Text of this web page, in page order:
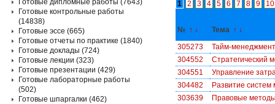
1 2 3 4 5 6 7 8 9 10
№ ↑ ↓ Тема ↑ ↓
305273
Тайм-менеджмент
304552
Стратегический
304551
Управление
304482
Развитие
303639
Правовые
Готовые дипломные работы (7643)
Готовые контрольные работы
(14838)
Готовые эссе (665)
Готовые отчеты по практике (1840)
Готовые доклады (724)
Готовые лекции (323)
Готовые презентации (429)
Готовые лабораторные работы
(502)
Готовые шпаргалки (462)